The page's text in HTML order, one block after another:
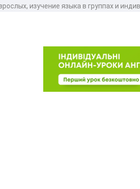
изучение языка в группах и